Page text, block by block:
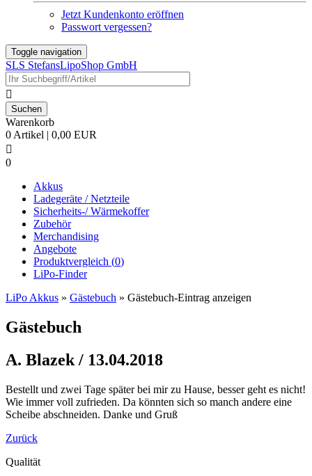
Jetzt Kundenkonto eröffnen
Passwort vergessen?
Toggle navigation
SLS StefansLipoShop GmbH

Warenkorb
0 Artikel | 0,00 EUR

0
Akkus
Ladegeräte / Netzteile
Sicherheits-/ Wärmekoffer
Zubehör
Merchandising
Angebote
Produktvergleich (0)
LiPo-Finder
LiPo Akkus » Gästebuch » Gästebuch-Eintrag anzeigen
Gästebuch
A. Blazek / 13.04.2018
Bestellt und zwei Tage später bei mir zu Hause, besser geht es nicht!
Wie immer voll zufrieden. Da könnten sich so manch andere eine
Scheibe abschneiden. Danke und Gruß
Zurück
Qualität